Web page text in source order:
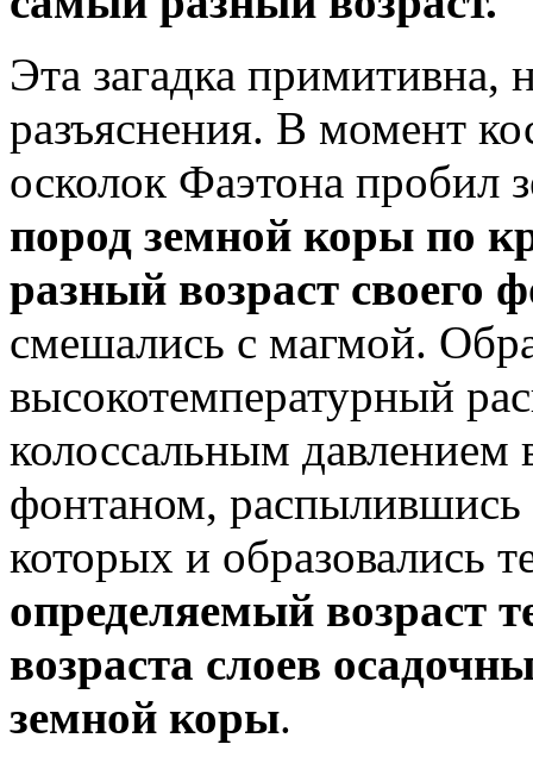
Эта загадка примитивна,
разъяснения. В момент
осколок Фаэтона пробил
пород земной коры по
разный возраст своего
смешались с магмой.
высокотемпературный
колоссальным давлением
фонтаном,
которых и образовались
определяемый возраст
возраста слоев
земной коры.